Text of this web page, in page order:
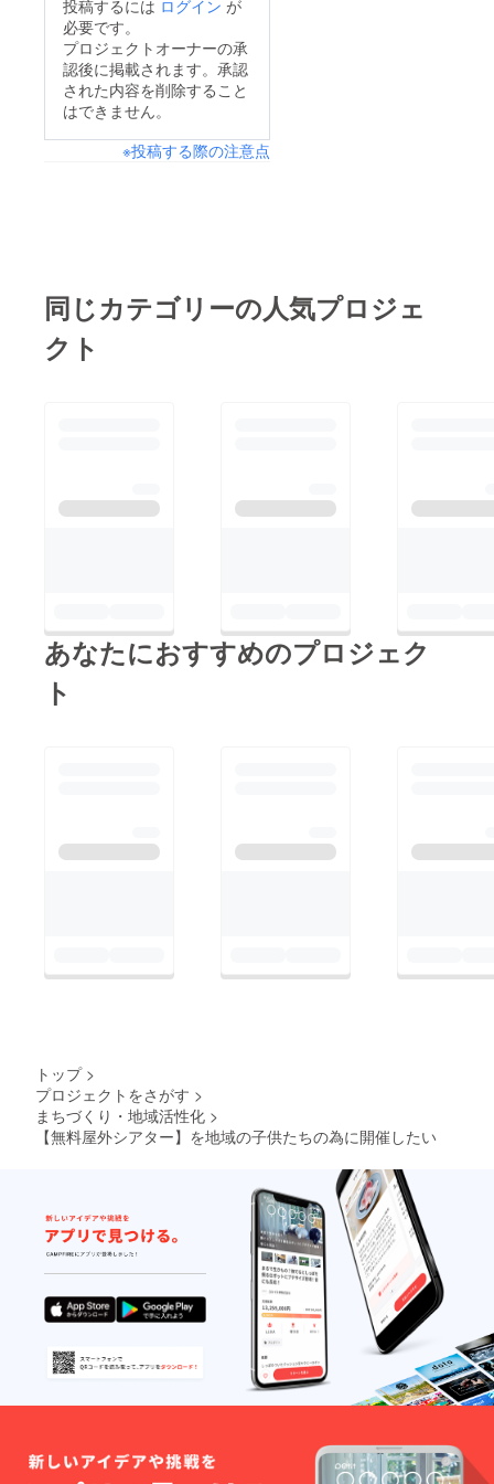
投稿するには ログイン が
必要です。
プロジェクトオーナーの承
認後に掲載されます。承認
された内容を削除すること
はできません。
※投稿する際の注意点
同じカテゴリーの人気プロジェ
クト
あなたにおすすめのプロジェク
ト
トップ >
プロジェクトをさがす >
まちづくり・地域活性化 >
【無料屋外シアター】を地域の子供たちの為に開催したい